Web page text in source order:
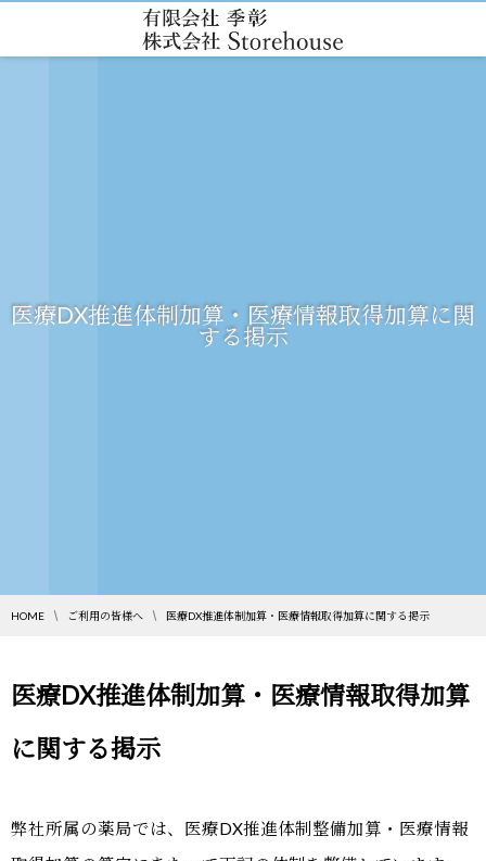
医療DX推進体制加算・医療情報取得加算に関
する掲示
HOME ご利用の皆様へ 医療DX推進体制加算・医療情報取得加算に関する掲示
医療DX推進体制加算・医療情報取得加算
に関する掲示
弊社所属の薬局では、医療DX推進体制整備加算・医療情報